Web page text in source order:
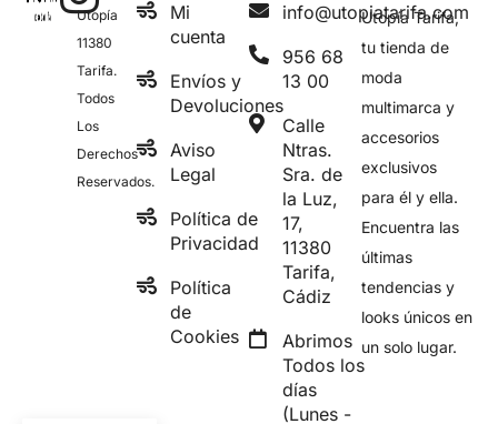
Utopía
11380
Tarifa.
Todos
Los
Derechos
Reservados.
Utopía Tarifa,
tu tienda de
moda
multimarca y
accesorios
exclusivos
para él y ella.
Encuentra las
últimas
tendencias y
looks únicos en
un solo lugar.
info@utopiatarifa.com
956 68
13 00
Calle
Ntras.
Sra. de
la Luz,
17,
11380
Tarifa,
Cádiz
Abrimos
Todos los
días
(Lunes -
Mi
cuenta
Envíos y
Devoluciones
Aviso
Legal
Política de
Privacidad
Política
de
Cookies